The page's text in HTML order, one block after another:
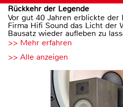
Rückkehr der Legende
Vor gut 40 Jahren erblickte
Firma Hifi Sound das Licht der
Bausatz wieder aufleben zu
>> Mehr erfahren
>> Alle anzeigen